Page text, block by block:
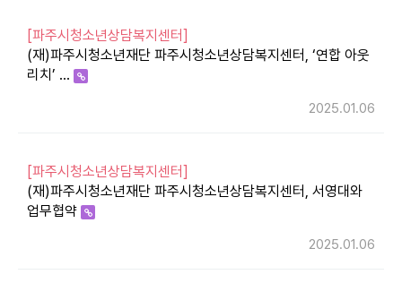
[파주시청소년상담복지센터]
(재)파주시청소년재단 파주시청소년상담복지센터, ‘연합 아웃
리치’ …
2025.01.06
[파주시청소년상담복지센터]
(재)파주시청소년재단 파주시청소년상담복지센터, 서영대와
업무협약
2025.01.06